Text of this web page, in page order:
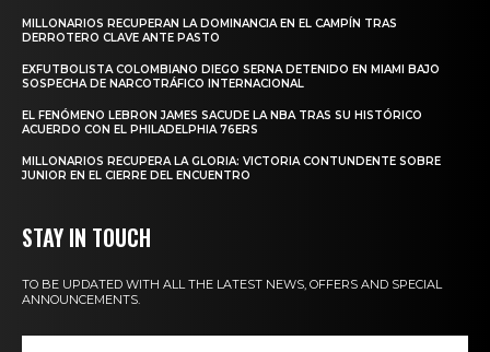
MILLONARIOS RECUPERAN LA DOMINANCIA EN EL CAMPÍN TRAS
DERROTERO CLAVE ANTE PASTO
EXFUTBOLISTA COLOMBIANO DIEGO SERNA DETENIDO EN MIAMI BAJO
SOSPECHA DE NARCOTRÁFICO INTERNACIONAL
EL FENÓMENO LEBRON JAMES SACUDE LA NBA TRAS SU HISTÓRICO
ACUERDO CON EL PHILADELPHIA 76ERS
MILLONARIOS RECUPERA LA GLORIA: VICTORIA CONTUNDENTE SOBRE
JUNIOR EN EL CIERRE DEL ENCUENTRO
STAY IN TOUCH
TO BE UPDATED WITH ALL THE LATEST NEWS, OFFERS AND SPECIAL
ANNOUNCEMENTS.